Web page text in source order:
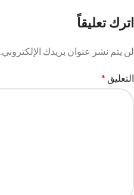
اترك تعليقاً
لن يتم نشر عنوان بريدك الإلكتروني.
التعليق *